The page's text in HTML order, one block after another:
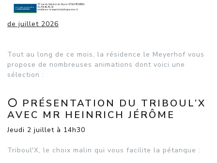
de juillet 2026
Tout au long de ce mois, la résidence le Meyerhof vous
propose de nombreuses animations dont voici une
sélection :
⚪ PRÉSENTATION DU TRIBOUL’X
AVEC MR HEINRICH JÉRÔME
Jeudi 2 juillet à 14h30
Triboul'X, le choix malin qui vous facilite la pétanque :